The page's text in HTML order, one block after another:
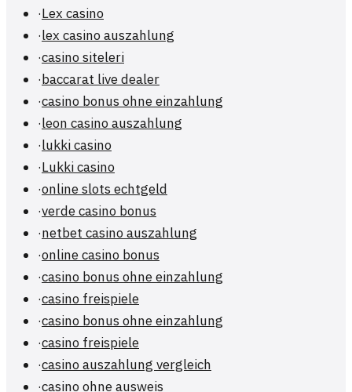
·Lex casino
·lex casino auszahlung
·casino siteleri
·baccarat live dealer
·casino bonus ohne einzahlung
·leon casino auszahlung
·lukki casino
·Lukki casino
·online slots echtgeld
·verde casino bonus
·netbet casino auszahlung
·online casino bonus
·casino bonus ohne einzahlung
·casino freispiele
·casino bonus ohne einzahlung
·casino freispiele
·casino auszahlung vergleich
·casino ohne ausweis